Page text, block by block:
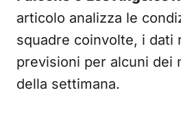
articolo analizza le
squadre coinvolte, i dati
previsioni per alcuni dei
della settimana.